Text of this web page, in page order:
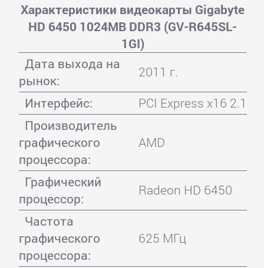
Характеристики видеокарты Gigabyte
HD 6450 1024MB DDR3 (GV-R645SL-
1GI)
Дата выхода на
рынок:
2011 г.
Интерфейс:
PCI Express x16 2.1
Производитель
графического
процессора:
AMD
Графический
процессор:
Radeon HD 6450
Частота
графического
процессора:
625 МГц